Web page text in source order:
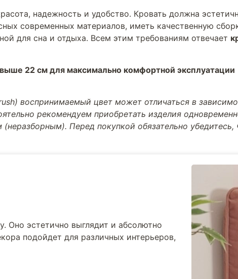
надежность и удобство. Кровать должна
современных материалов, иметь качественную
для сна и отдыха. Всем этим требованиям отвечает
22 см для максимально комфортной эксплуатации
воспринимаемый цвет может отличаться в
рекомендуем приобретать изделия
Перед покупкой обязательно убедитесь,
Оно эстетично выглядит и абсолютно
подойдет для различных интерьеров,